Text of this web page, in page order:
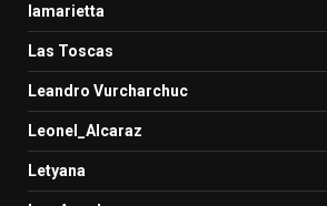
lamarietta
Las Toscas
Leandro Vurcharchuc
Leonel_Alcaraz
Letyana